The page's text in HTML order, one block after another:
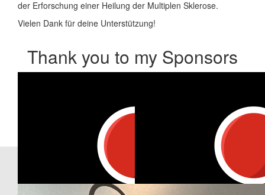
der Erforschung einer Heilung der Multiplen Sklerose.
Vielen Dank für deine Unterstützung!
Thank you to my Sponsors
Our Team Members